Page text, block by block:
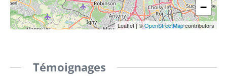
−
Leaflet|©OpenStreetMapcontributors
Témoignages